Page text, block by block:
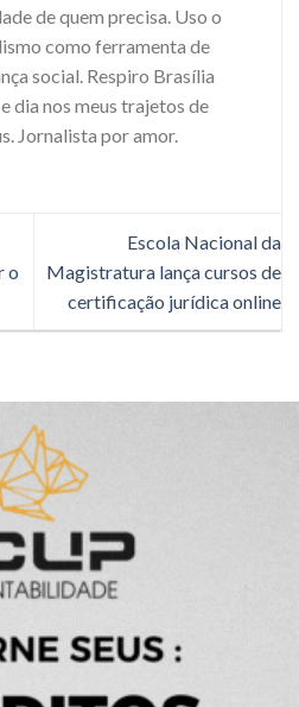
de quem precisa. Uso o
como ferramenta de
social. Respiro Brasília
dia nos meus trajetos de
Jornalista por amor.
o
Escola Nacional da
Magistratura lança cursos de
certificação jurídica online